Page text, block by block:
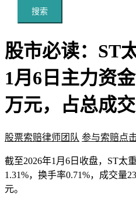
搜索
股市必读：ST
1月6日主力资
万元，占总成
股票索赔律师团队 参与索赔点
截至2026年1月6日收盘，ST太
1.31%，换手率0.71%，成交量
元。